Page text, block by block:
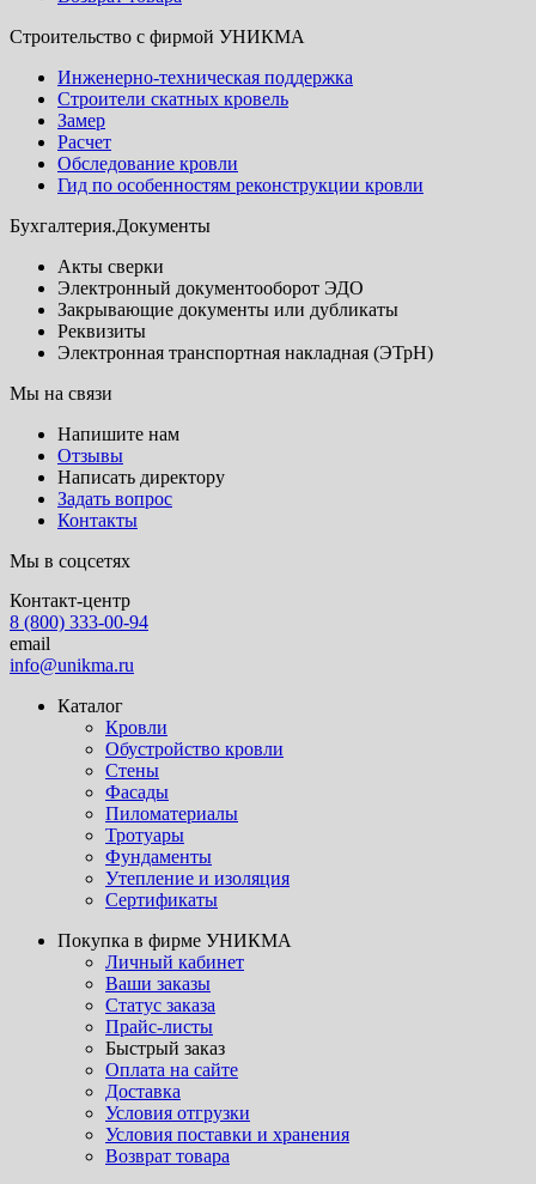
Строительство с фирмой УНИКМА
Инженерно-техническая поддержка
Строители скатных кровель
Замер
Расчет
Обследование кровли
Гид по особенностям реконструкции кровли
Бухгалтерия.Документы
Акты сверки
Электронный документооборот ЭДО
Закрывающие документы или дубликаты
Реквизиты
Электронная транспортная накладная (ЭТрН)
Мы на связи
Напишите нам
Отзывы
Написать директору
Задать вопрос
Контакты
Мы в соцсетях
Контакт-центр
8 (800) 333-00-94
email
info@unikma.ru
Каталог
Кровли
Обустройство кровли
Стены
Фасады
Пиломатериалы
Тротуары
Фундаменты
Утепление и изоляция
Сертификаты
Покупка в фирме УНИКМА
Личный кабинет
Ваши заказы
Статус заказа
Прайс-листы
Быстрый заказ
Оплата на сайте
Доставка
Условия отгрузки
Условия поставки и хранения
Возврат товара